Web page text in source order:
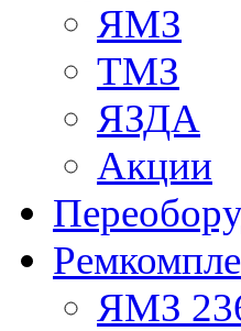
ЯМЗ
ТМЗ
ЯЗДА
Акции
ЯМЗ